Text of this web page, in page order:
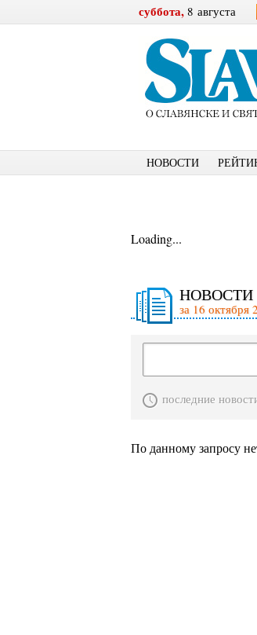
суббота, 8 августа
НОВОСТИ
Loading...
НОВОСТИ
за 16 октября
последние
По данному запросу